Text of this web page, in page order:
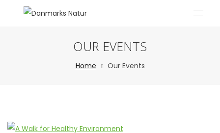
OUR EVENTS
Home Our Events